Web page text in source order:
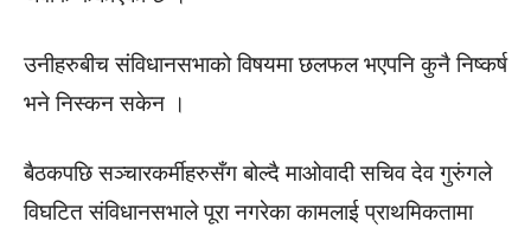
उनीहरुबीच संविधानसभाको विषयमा छलफल भएपनि कुनै निष्कर्ष
भने निस्कन सकेन ।
बैठकपछि सञ्चारकर्मीहरुसँग बोल्दै माओवादी सचिव देव गुरुंगले
विघटित संविधानसभाले पूरा नगरेका कामलाई प्राथमिकतामा